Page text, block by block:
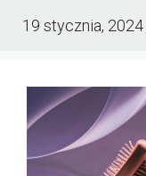
19 stycznia, 2024